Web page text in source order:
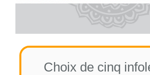
Choix de cinq